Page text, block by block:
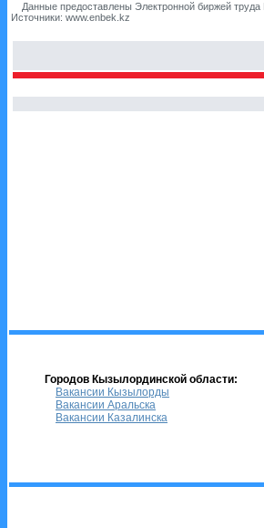
Данные предоставлены Электронной биржей труда
Источники: www.enbek.kz
Городов Кызылординской области:
Вакансии Кызылорды
Вакансии Аральска
Вакансии Казалинска